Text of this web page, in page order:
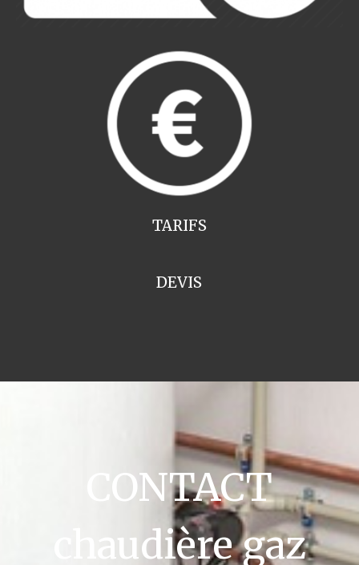
TARIFS
DEVIS
CONTACT
chaudière gaz